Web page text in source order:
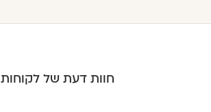
חוות דעת של לקוחות